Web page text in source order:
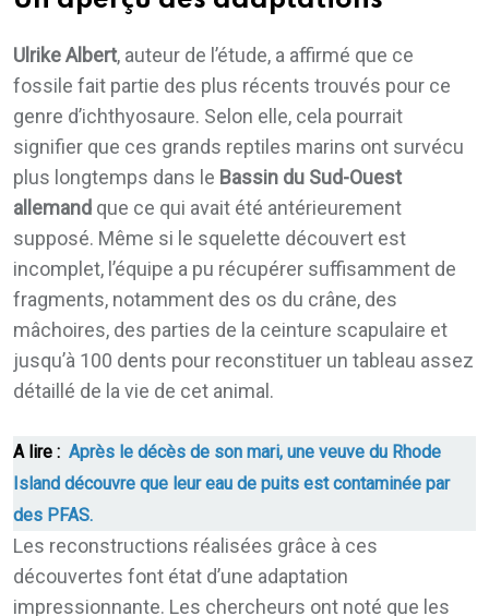
Ulrike Albert, auteur de l’étude, a affirmé que ce
fossile fait partie des plus récents trouvés pour ce
genre d’ichthyosaure. Selon elle, cela pourrait
signifier que ces grands reptiles marins ont survécu
plus longtemps dans le Bassin du Sud-Ouest
allemand que ce qui avait été antérieurement
supposé. Même si le squelette découvert est
incomplet, l’équipe a pu récupérer suffisamment de
fragments, notamment des os du crâne, des
mâchoires, des parties de la ceinture scapulaire et
jusqu’à 100 dents pour reconstituer un tableau assez
détaillé de la vie de cet animal.
A lire : Après le décès de son mari, une veuve du Rhode
Island découvre que leur eau de puits est contaminée par
des PFAS.
Les reconstructions réalisées grâce à ces
découvertes font état d’une adaptation
impressionnante. Les chercheurs ont noté que les